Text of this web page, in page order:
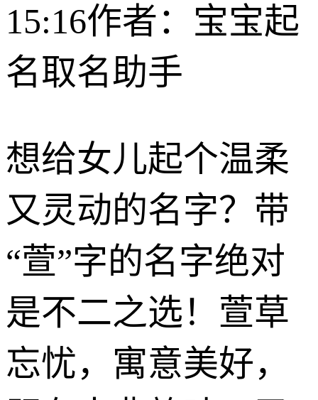
15:16作者：宝宝起
名取名助手
想给女儿起个温柔
又灵动的名字？带
“萱”字的名字绝对
是不二之选！萱草
忘忧，寓意美好，